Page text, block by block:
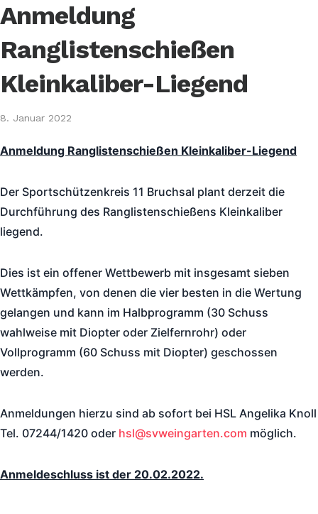
Anmeldung
Ranglistenschießen
Kleinkaliber-Liegend
8. Januar 2022
Anmeldung Ranglistenschießen Kleinkaliber-Liegend
Der Sportschützenkreis 11 Bruchsal plant derzeit die
Durchführung des Ranglistenschießens Kleinkaliber
liegend.
Dies ist ein offener Wettbewerb mit insgesamt sieben
Wettkämpfen, von denen die vier besten in die Wertung
gelangen und kann im Halbprogramm (30 Schuss
wahlweise mit Diopter oder Zielfernrohr) oder
Vollprogramm (60 Schuss mit Diopter) geschossen
werden.
Anmeldungen hierzu sind ab sofort bei HSL Angelika Knoll
Tel. 07244/1420 oder hsl@svweingarten.com möglich.
Anmeldeschluss ist der 20.02.2022.